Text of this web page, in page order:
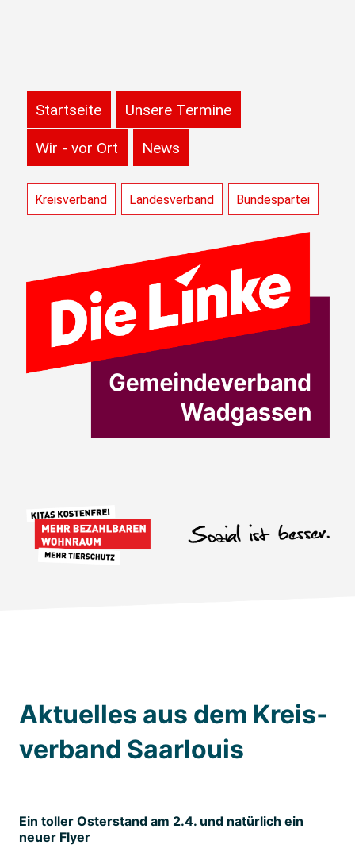
Startseite Unsere Termine
Wir - vor Ort News
Kreisverband Landesverband Bundespartei
Aktuelles aus dem Kreis­
verband Saarlouis
Ein toller Osterstand am 2.4. und natürlich ein
neuer Flyer